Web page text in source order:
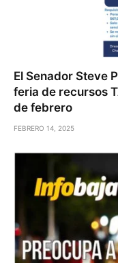
El Senador Steve
feria de recursos
de febrero
FEBRERO 14, 2025